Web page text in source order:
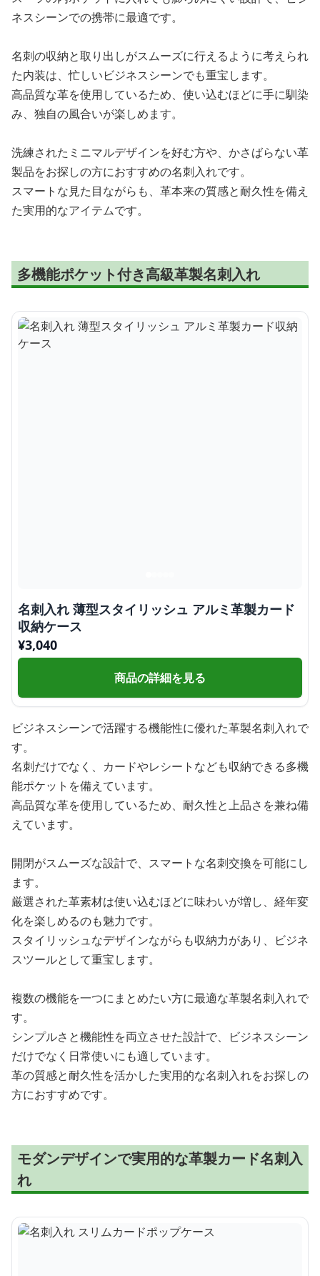
ネスシーンでの携帯に最適です。
名刺の収納と取り出しがスムーズに行えるように考えられ
た内装は、忙しいビジネスシーンでも重宝します。
高品質な革を使用しているため、使い込むほどに手に馴染
み、独自の風合いが楽しめます。
洗練されたミニマルデザインを好む方や、かさばらない革
製品をお探しの方におすすめの名刺入れです。
スマートな見た目ながらも、革本来の質感と耐久性を備え
た実用的なアイテムです。
多機能ポケット付き高級革製名刺入れ
名刺入れ 薄型スタイリッシュ アルミ革製カード
収納ケース
¥3,040
商品の詳細を見る
ビジネスシーンで活躍する機能性に優れた革製名刺入れで
す。
名刺だけでなく、カードやレシートなども収納できる多機
能ポケットを備えています。
高品質な革を使用しているため、耐久性と上品さを兼ね備
えています。
開閉がスムーズな設計で、スマートな名刺交換を可能にし
ます。
厳選された革素材は使い込むほどに味わいが増し、経年変
化を楽しめるのも魅力です。
スタイリッシュなデザインながらも収納力があり、ビジネ
スツールとして重宝します。
複数の機能を一つにまとめたい方に最適な革製名刺入れで
す。
シンプルさと機能性を両立させた設計で、ビジネスシーン
だけでなく日常使いにも適しています。
革の質感と耐久性を活かした実用的な名刺入れをお探しの
方におすすめです。
モダンデザインで実用的な革製カード名刺入
れ